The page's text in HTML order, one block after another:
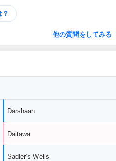
他の質問をしてみる
Darshaan
Daltawa
Sadler’s Wells